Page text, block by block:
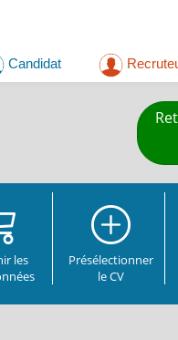
Candidat
les
Présélectionner
le CV